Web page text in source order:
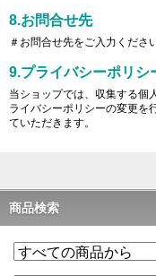
8.お問合せ先
＃お問合せ先をご入力くださ
9.プライバシーポリシ
当ショップでは、収集する個
ライバシーポリシーの変更を
ていただきます。
商品検索